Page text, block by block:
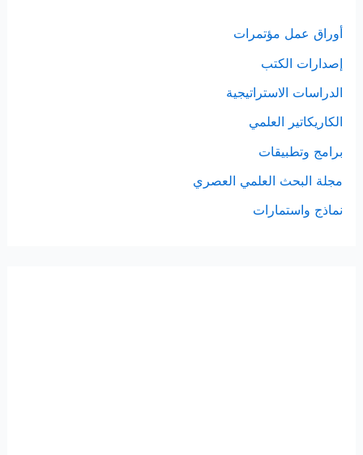
أوراق عمل مؤتمرات
إصدارات الكتب
الدراسات الاستراتيجية
الكاريكاتير العلمي
برامج وتطبيقات
مجلة البحث العلمي العصري
نماذج واستمارات